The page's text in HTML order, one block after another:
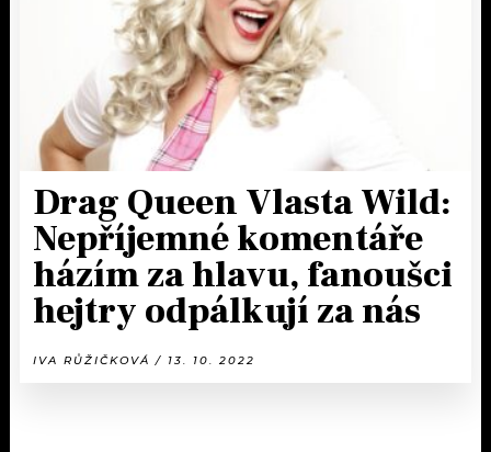
Drag Queen Vlasta Wild:
Nepříjemné komentáře
házím za hlavu, fanoušci
hejtry odpálkují za nás
IVA RŮŽIČKOVÁ / 13. 10. 2022